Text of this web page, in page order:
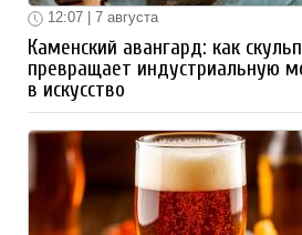
12:07 | 7 августа
Каменский авангард: как
превращает индустриальную
в искусство